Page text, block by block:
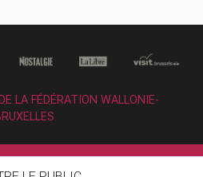
LA FÉDÉRATION WALLONIE-